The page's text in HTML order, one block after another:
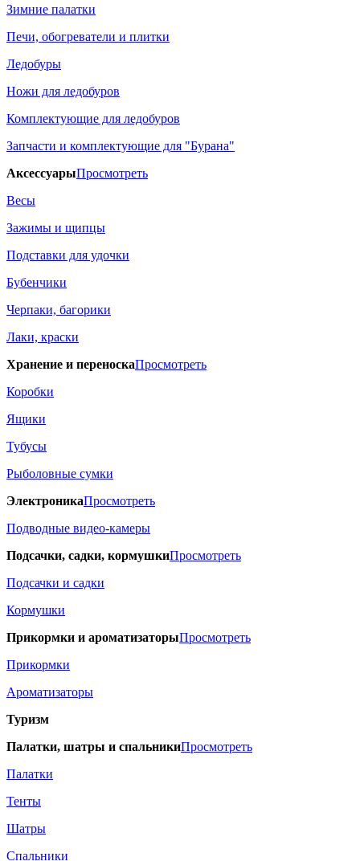
Зимние палатки
Печи, обогреватели и плитки
Ледобуры
Ножи для ледобуров
Комплектующие для ледобуров
Запчасти и комплектующие для "Бурана"
АксессуарыПросмотреть
Весы
Зажимы и щипцы
Подставки для удочки
Бубенчики
Черпаки, багорики
Лаки, краски
Хранение и переноскаПросмотреть
Коробки
Ящики
Тубусы
Рыболовные сумки
ЭлектроникаПросмотреть
Подводные видео-камеры
Подсачки, садки, кормушкиПросмотреть
Подсачки и садки
Кормушки
Прикормки и ароматизаторыПросмотреть
Прикормки
Ароматизаторы
Туризм
Палатки, шатры и спальникиПросмотреть
Палатки
Тенты
Шатры
Спальники